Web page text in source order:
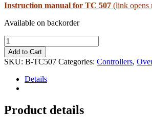
Instruction manual for TC 507 (link
Available on backorder
Bentrup
TC507
quantity
Add to Cart
SKU: B-TC507 Categories: Controllers,
Details
Product details